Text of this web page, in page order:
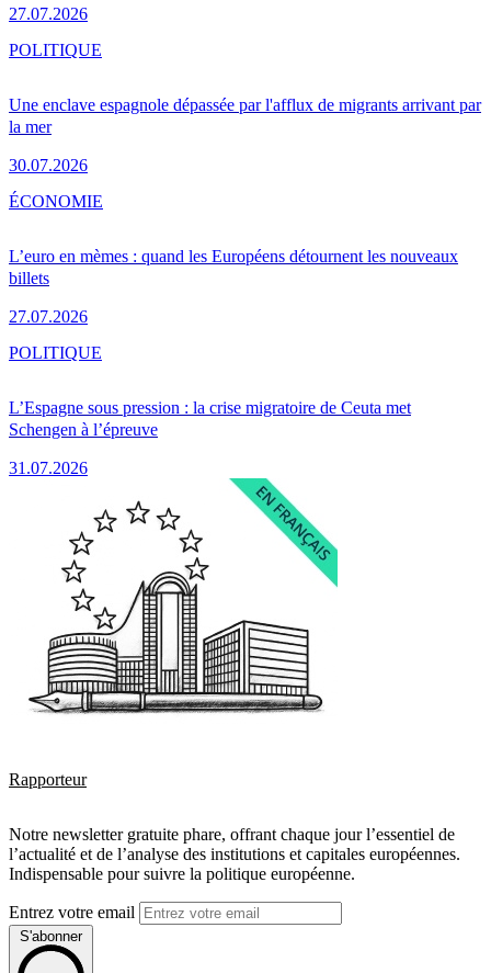
27.07.2026
Une enclave espagnole dépassée par l'afflux de migrants arrivant par
la mer
30.07.2026
POLITIQUE
L’euro en mèmes : quand les Européens détournent les nouveaux
billets
27.07.2026
ÉCONOMIE
L’Espagne sous pression : la crise migratoire de Ceuta met
Schengen à l’épreuve
31.07.2026
POLITIQUE
Rapporteur
Notre newsletter gratuite phare, offrant chaque jour l’essentiel de
l’actualité et de l’analyse des institutions et capitales européennes.
Indispensable pour suivre la politique européenne.
Entrez votre email
S'abonner